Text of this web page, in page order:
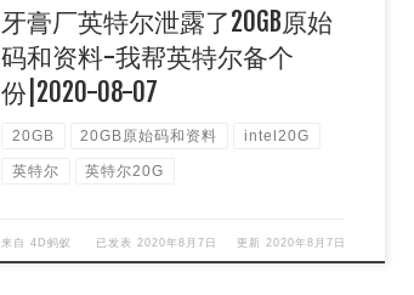
牙膏厂英特尔泄露了20GB原始
码和资料-我帮英特尔备个
份|2020-08-07
20GB 20GB原始码和资料 intel20G
英特尔 英特尔20G
来自4D蚂蚁 已发表 2020年8月7日 更新 2020年8月7日